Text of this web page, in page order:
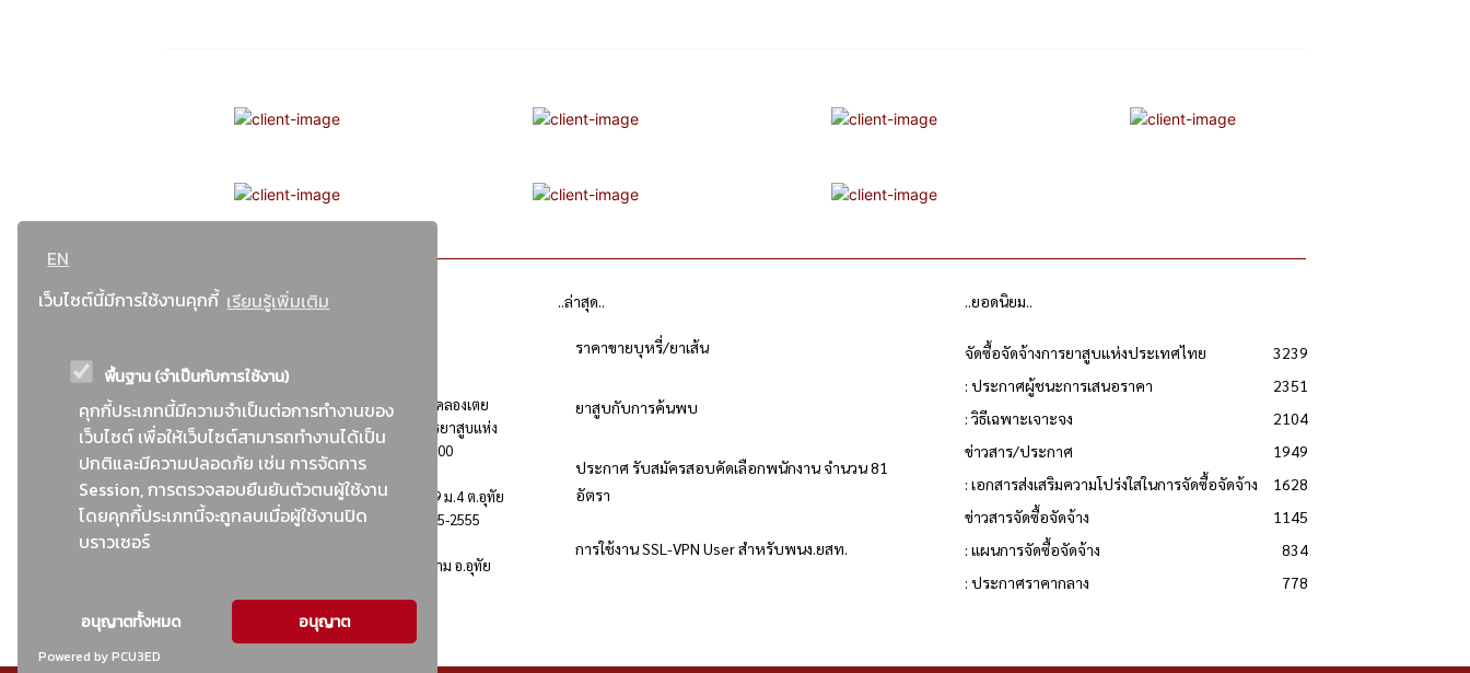
EN
เว็บไซต์นี้มีการใช้งานคุกกี้ เรียนรู้เพิ่มเติม
พื้นฐาน (จำเป็นกับการใช้งาน)
คุกกี้ประเภทนี้มีความจำเป็นต่อการทำงานของ
เว็บไซต์ เพื่อให้เว็บไซต์สามารถทำงานได้เป็น
ปกติและมีความปลอดภัย เช่น การจัดการ
Session, การตรวจสอบยืนยันตัวตนผู้ใช้งาน
โดยคุกกี้ประเภทนี้จะถูกลบเมื่อผู้ใช้งานปิด
บราวเซอร์
อนุญาตทั้งหมด อนุญาต
Powered by PCU3ED
ที่อยู่ : 184 ถนนพระรามที่ 4 แขวงคลองเตย เขตคลองเตย
กรุงเทพมหานคร 10110 ติดต่อประชาสัมพันธ์ การยาสูบแห่ง
ประเทศไทย Call center โทร. 0-2229-1000
การยาสูบแห่งประเทศไทย พระนครศรีอยุธยา : 999 ม.4 ต.อุทัย
อ.อุทัย จ.พระนครศรีอยุธยา 13210 โทร. 0-3535-2555
อาคารบ้านพักพนักงานยาสูบ : 555 ม.9 ต.คานหาม อ.อุทัย
..ล่าสุด..
ราคาขายบุหรี่/ยาเส้น
ยาสูบกับการค้นพบ
ประกาศ รับสมัครสอบคัดเลือกพนักงาน จำนวน 81
อัตรา
การใช้งาน SSL-VPN User สำหรับพนง.ยสท.
..ยอดนิยม..
จัดซื้อจัดจ้างการยาสูบแห่งประเทศไทย
3239
: ประกาศผู้ชนะการเสนอราคา
2351
: วิธีเฉพาะเจาะจง
2104
ข่าวสาร/ประกาศ
1949
: เอกสารส่งเสริมความโปร่งใสในการจัดซื้อจัดจ้าง
1628
ข่าวสารจัดซื้อจัดจ้าง
1145
: แผนการจัดซื้อจัดจ้าง
834
: ประกาศราคากลาง
778